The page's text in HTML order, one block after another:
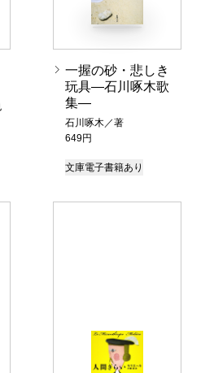
一握の砂・悲しき
玩具―石川啄木歌
集―
石川啄木／著
649円
文庫電子書籍あり